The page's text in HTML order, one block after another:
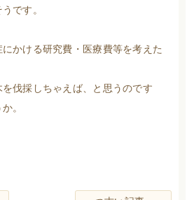
です。
かける研究費・医療費等を考えた
伐採しちゃえば、と思うのです
。